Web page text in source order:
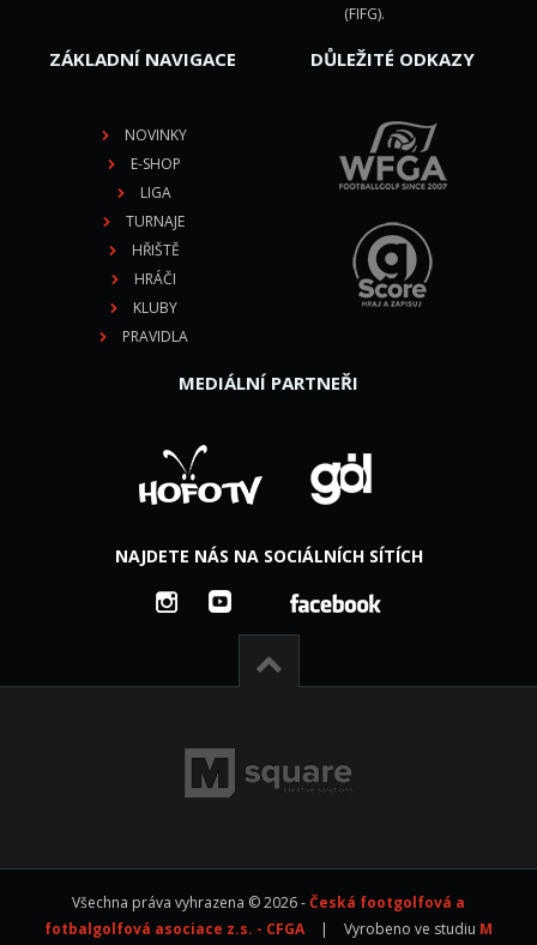
(FIFG).
ZÁKLADNÍ NAVIGACE
NOVINKY
E-SHOP
LIGA
TURNAJE
HŘIŠTĚ
HRÁČI
KLUBY
PRAVIDLA
DŮLEŽITÉ ODKAZY
MEDIÁLNÍ PARTNEŘI
NAJDETE NÁS NA SOCIÁLNÍCH SÍTÍCH
Všechna práva vyhrazena © 2026 -Česká footgolfová a
fotbalgolfová asociace z.s. - CFGA
| Vyrobeno ve studiu M